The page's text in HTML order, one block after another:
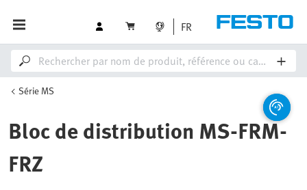
FR
Série MS
Bloc de distribution MS-FRM-
FRZ